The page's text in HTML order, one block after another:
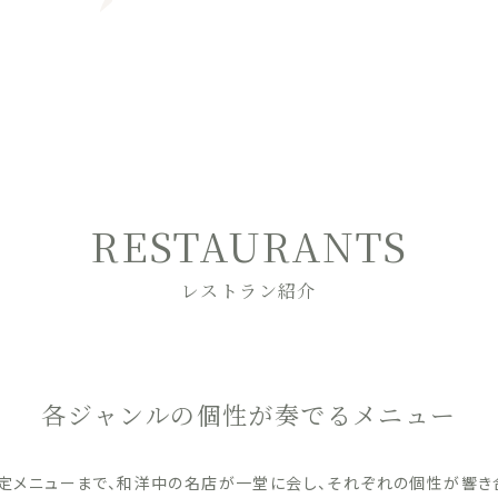
RESTAURANTS
レストラン紹介
各ジャンルの個性が奏でるメニュー
メニューまで、和洋中の名店が一堂に会し、それぞれの個性が響き